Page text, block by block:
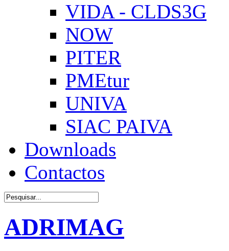
VIDA - CLDS3G
NOW
PITER
PMEtur
UNIVA
SIAC PAIVA
Downloads
Contactos
ADRIMAG